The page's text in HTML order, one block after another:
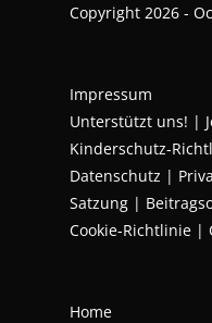
Copyright 2026 -
Impressum
Unterstützt uns! |
Kinderschutz-
Datenschutz |
Satzung |
Cookie-Richtlinie |
Home